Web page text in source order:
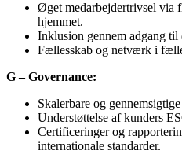
Øget medarbejdertrivsel via
hjemmet.
Inklusion gennem adgang til
Fællesskab og netværk i
G – Governance:
Skalerbare og
Understøttelse af kunders
Certificeringer og
internationale standarder.